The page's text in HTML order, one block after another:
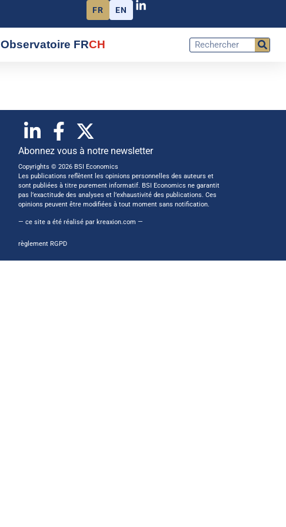
FR EN
Observatoire FRCH
Abonnez vous à notre newsletter
Copyrights © 2026 BSI Economics
Les publications reflètent les opinions personnelles des auteurs et
sont publiées à titre purement informatif. BSI Economics ne garantit
pas l’exactitude des analyses et l’exhaustivité des publications. Ces
opinions peuvent être modifiées à tout moment sans notification.
— ce site a été réalisé par kreaxion.com —
règlement RGPD